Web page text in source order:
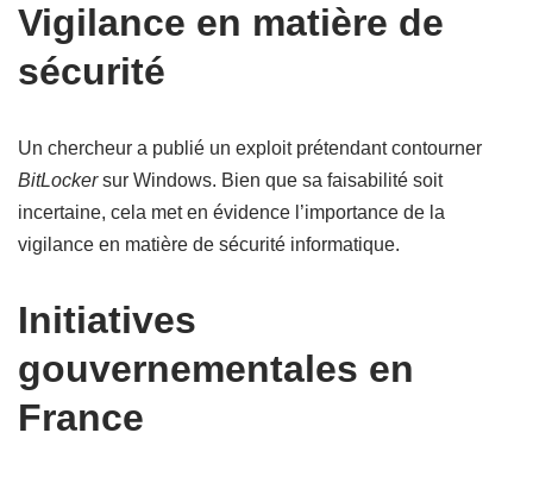
Vigilance en matière de
sécurité
Un chercheur a publié un exploit prétendant contourner
BitLockersur Windows. Bien que sa faisabilité soit
incertaine, cela met en évidence l’importance de la
vigilance en matière de sécurité informatique.
Initiatives
gouvernementales en
France